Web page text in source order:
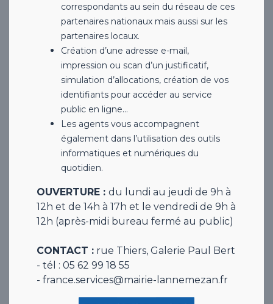
correspondants au sein du réseau de ces
partenaires nationaux mais aussi sur les
partenaires locaux.
Création d’une adresse e-mail,
impression ou scan d’un justificatif,
simulation d’allocations, création de vos
identifiants pour accéder au service
public en ligne…
Les agents vous accompagnent
également dans l’utilisation des outils
informatiques et numériques du
quotidien.
OUVERTURE : du lundi au jeudi de 9h à
12h et de 14h à 17h et le vendredi de 9h à
12h (après-midi bureau fermé au public)
CONTACT : rue Thiers, Galerie Paul Bert
- tél : 05 62 99 18 55
- france.services@mairie-lannemezan.fr